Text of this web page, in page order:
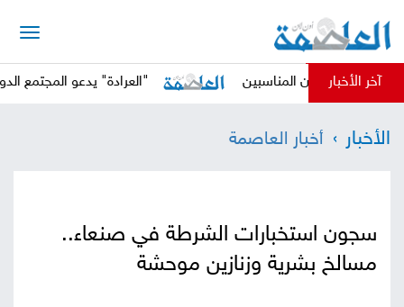
وتحليلات
آخر الأخبار
المناسبين "العرادة" يدعو المجتمع الدولي إلى
الأخبار أخبار العاصمة
سجون استخبارات الشرطة في صنعاء..
مسالخ بشرية وزنازين موحشة